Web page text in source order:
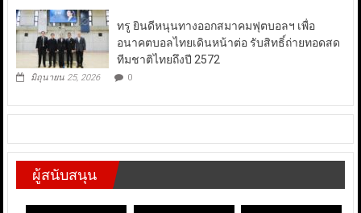
ทรู ยินดีหนุนทางออกสมาคมฟุตบอลฯ เพื่อ
อนาคตบอลไทยเดินหน้าต่อ รับสิทธิ์ถ่ายทอดสด
ทีมชาติไทยถึงปี 2572
มิถุนายน 25, 2026 0
ผู้สนับสนุน